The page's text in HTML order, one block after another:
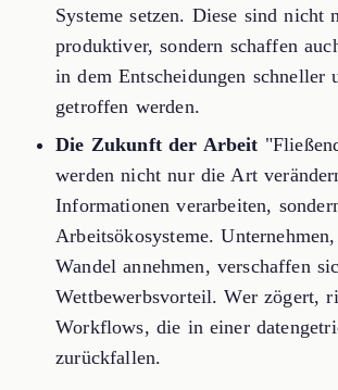
Systeme setzen. Diese sind nicht
produktiver, sondern schaffen
in dem Entscheidungen schneller
getroffen werden.
Die Zukunft der Arbeit
werden nicht nur die Art
Informationen verarbeiten,
Arbeitsökosysteme.
Wandel annehmen, verschaffen
Wettbewerbsvorteil. Wer zögert,
Workflows, die in einer
zurückfallen.